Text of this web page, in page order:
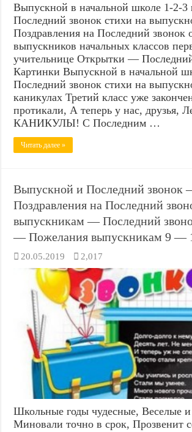
Выпускной в начальной школе 1-2-
Последний звонок стихи на
Поздравления на Последний звонок
выпускников начальных классов
учительнице Открытки —
Картинки Выпускной в начальной
Последний звонок стихи на
каникулах Третий класс уже
протикали, А теперь у нас, друзья,
КАНИКУЛЫ! С Последним …
Читать далее »
Выпускной и Последний звонок
Поздравления на Последний
выпускникам — Последний
— Пожелания выпускникам 9 —
20.05.2019 2,017
Школьные годы чудесные, Веселые
Миновали точно в срок, Прозвенит